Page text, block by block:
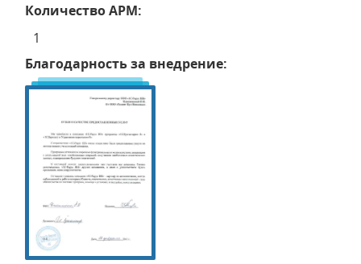
Количество АРМ:
1
Благодарность за внедрение: